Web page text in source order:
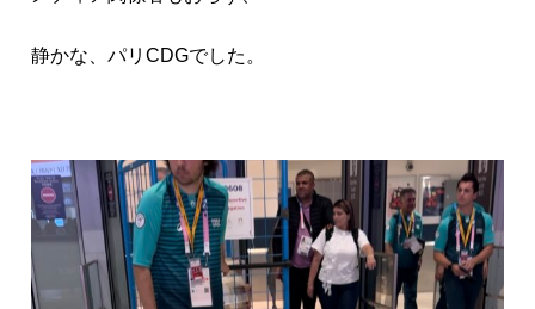
静かな、パリCDGでした。